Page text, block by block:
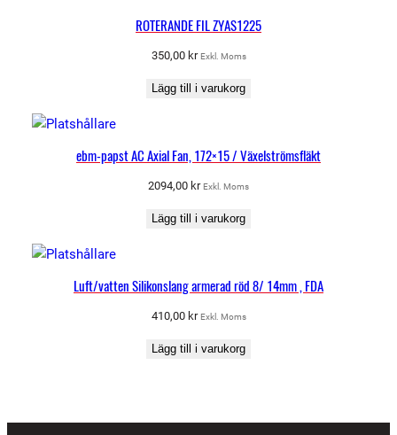
ROTERANDE FIL ZYAS1225
350,00 kr Exkl. Moms
Lägg till i varukorg
ebm-papst AC Axial Fan, 172×15 / Växelströmsfläkt
2094,00 kr Exkl. Moms
Lägg till i varukorg
Luft/vatten Silikonslang armerad röd 8/ 14mm , FDA
410,00 kr Exkl. Moms
Lägg till i varukorg